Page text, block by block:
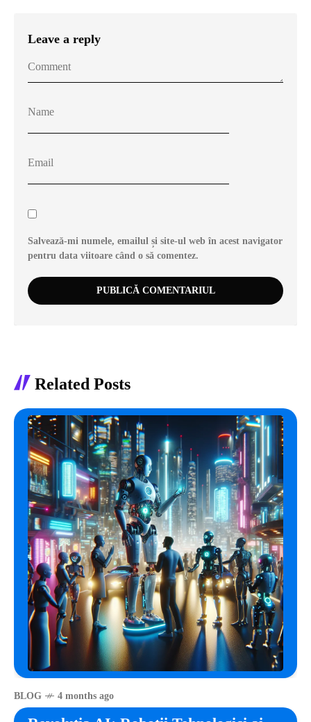
Leave a reply
Salvează-mi numele, emailul și site-ul web în acest navigator
pentru data viitoare când o să comentez.
Related Posts
BLOG 4 months ago